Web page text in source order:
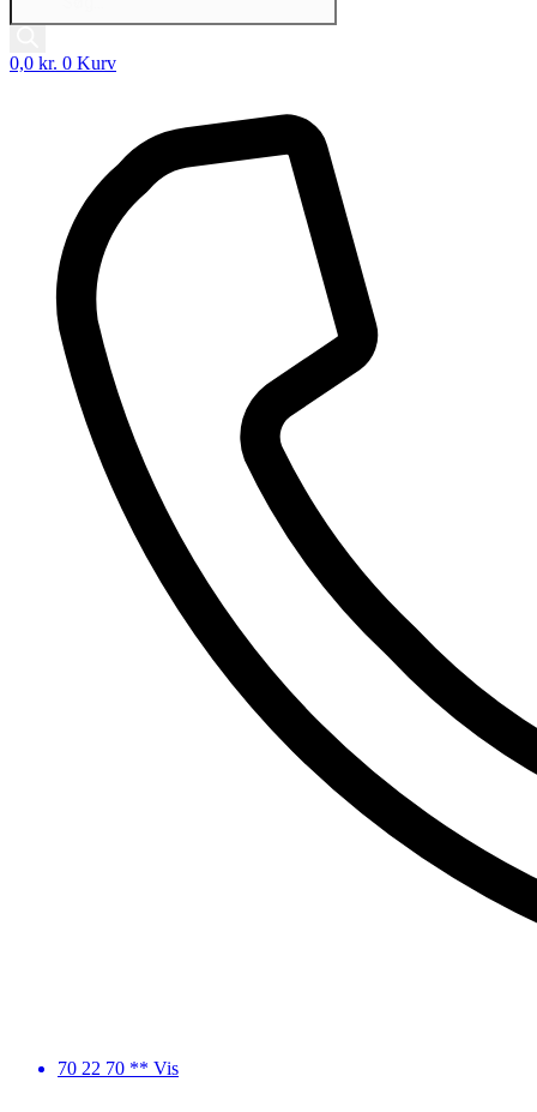
0,0 kr. 0 Kurv
70 22 70 ** Vis